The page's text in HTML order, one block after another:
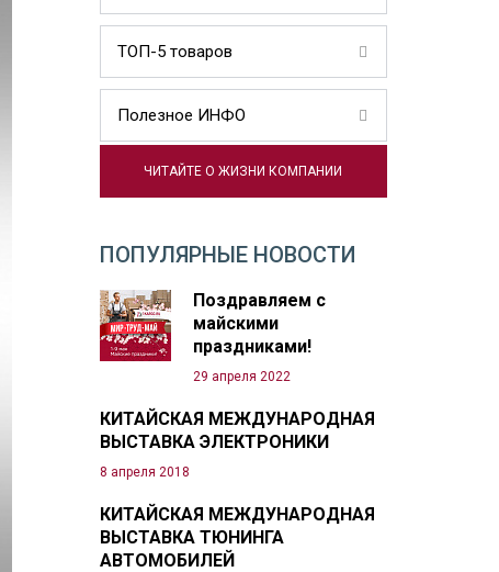
ТОП-5 товаров
Полезное ИНФО
ЧИТАЙТЕ О ЖИЗНИ КОМПАНИИ
ПОПУЛЯРНЫЕ НОВОСТИ
Поздравляем с
майскими
праздниками!
29 апреля 2022
КИТАЙСКАЯ МЕЖДУНАРОДНАЯ
ВЫСТАВКА ЭЛЕКТРОНИКИ
8 апреля 2018
КИТАЙСКАЯ МЕЖДУНАРОДНАЯ
ВЫСТАВКА ТЮНИНГА
АВТОМОБИЛЕЙ